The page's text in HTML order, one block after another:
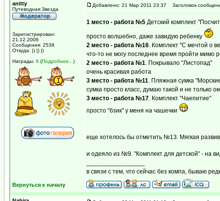
anitty
Путеводная Звезда
Зарегистрирован:
21.12.2006
Сообщения: 2538
Откуда: |) |) |)
Награды: 6 (Подробнее... )
Добавлено: 21 Мар 2011 23:37 Заголовок
1 место - работа №5 Детский комплект
просто волшебно, даже завидую ребенку
2 место - работа №16. Комплект "С мечтой о
что-то не могу последнее время пройти мимо
2 место - работа №1. Покрывало "Листопад"
очень красивая работа
3 место - работа №11. Пляжная сумка
сумка просто класс, думаю такой и не только
3 место - работа №17. Комплект "Чаепитие"
просто "бзик" у меня на чашечки
еще хотелось бы отметить №13. Мягкая
и одеяло из №9. "Комплект для детской" - на
в связи с тем, что сейчас без компа, бываю
Вернуться к началу